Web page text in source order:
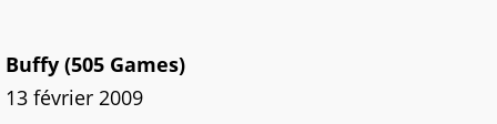
Buffy (505 Games)
13 février 2009